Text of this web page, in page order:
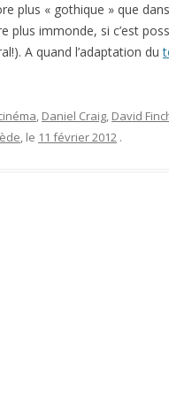
plus « gothique » que
plus immonde, si c’est
A quand l’adaptation du
, Daniel Craig, David
, le 11 février 2012 .